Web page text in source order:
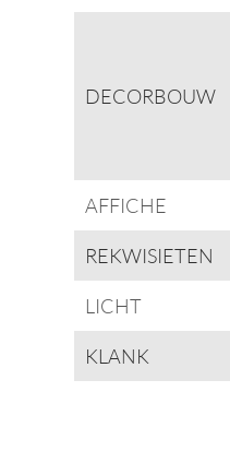
DECORBOUW
AFFICHE
REKWISIETEN
LICHT
KLANK